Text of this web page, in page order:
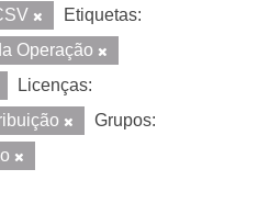
Etiquetas:
Operação
Licenças:
Grupos: